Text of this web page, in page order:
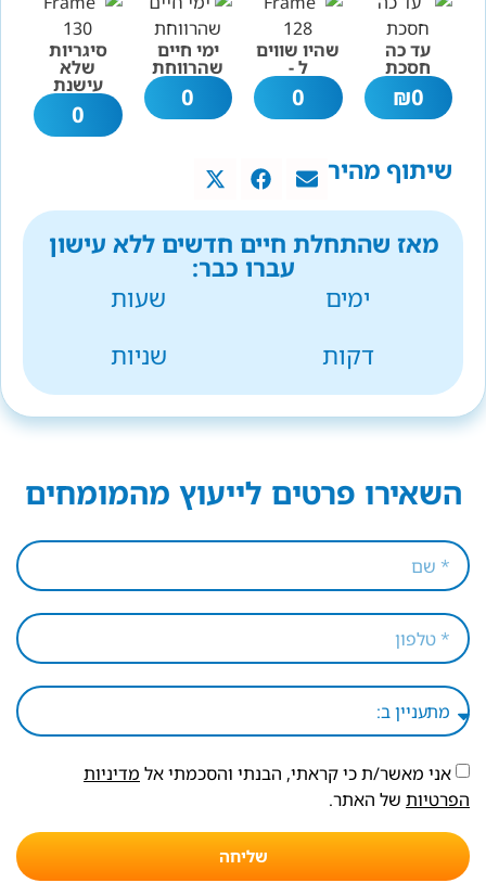
עד כה
חסכת
0
₪
שהיו שווים
ל -
0
ימי חיים
שהרווחת
0
סיגריות
שלא
עישנת
0
שיתוף מהיר
מאז שהתחלת חיים חדשים ללא עישון
עברו כבר:
ימים
שעות
דקות
שניות
השאירו פרטים לייעוץ מהמומחים
אני מאשר/ת כי קראתי, הבנתי והסכמתי אל מדיניות
הפרטיות של האתר.
שליחה